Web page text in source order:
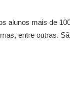
alunos mais de
entre outras.